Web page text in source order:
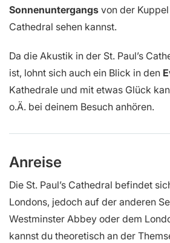
Sonnenuntergangs von der Kuppel
Cathedral sehen kannst.
Da die Akustik in der St. Paul’s
ist, lohnt sich auch ein Blick in den
Kathedrale und mit etwas Glück
o.Ä. bei deinem Besuch anhören.
Anreise
Die St. Paul’s Cathedral befindet
Londons, jedoch auf der anderen
Westminster Abbey oder dem
kannst du theoretisch an der